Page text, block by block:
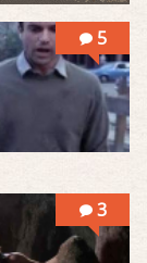
5
3